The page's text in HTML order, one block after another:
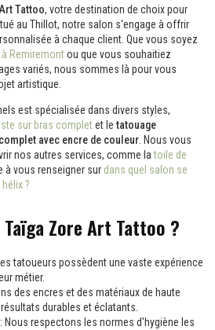
Tattoo, votre destination de choix pour
au Thillot, notre salon s'engage à offrir
à chaque client. Que vous soyez
Remiremontou que vous souhaitiez
variés, nous sommes là pour vous
artistique.
est spécialisée dans divers styles,
sur bras completet le tatouage
avec encre de couleur . Nous vous
nos autres services, comme latoile de
à vous renseigner sur dans quel salon se
?
Zore Art Tattoo ?
tatoueurs possèdent une vaste expérience
métier.
des encres et des matériaux de haute
durables et éclatants.
: Nous respectons les normes d'hygiène les